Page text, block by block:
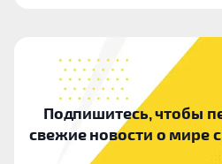
Подпишитесь, чтобы
свежие новости о мире